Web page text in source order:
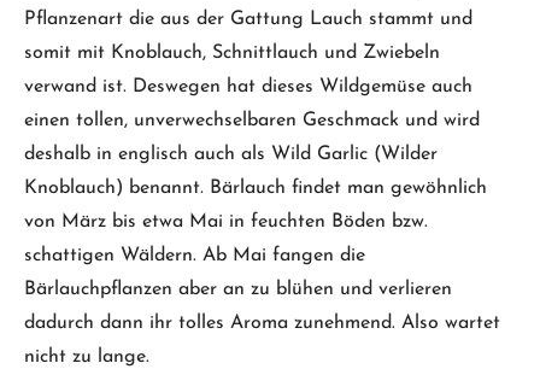
Pflanzenart die aus der Gattung Lauch stammt und
somit mit Knoblauch, Schnittlauch und Zwiebeln
verwand ist. Deswegen hat dieses Wildgemüse auch
einen tollen, unverwechselbaren Geschmack und wird
deshalb in englisch auch als Wild Garlic (Wilder
Knoblauch) benannt. Bärlauch findet man gewöhnlich
von März bis etwa Mai in feuchten Böden bzw.
schattigen Wäldern. Ab Mai fangen die
Bärlauchpflanzen aber an zu blühen und verlieren
dadurch dann ihr tolles Aroma zunehmend. Also wartet
nicht zu lange.